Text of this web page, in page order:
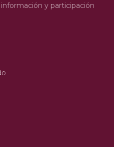
y participación